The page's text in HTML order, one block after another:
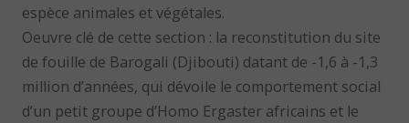
espèce animales et végétales.
Oeuvre clé de cette section : la reconstitution du site
de fouille de Barogali (Djibouti) datant de -1,6 à -1,3
million d’années, qui dévoile le comportement social
d’un petit groupe d’Homo Ergaster africains et le